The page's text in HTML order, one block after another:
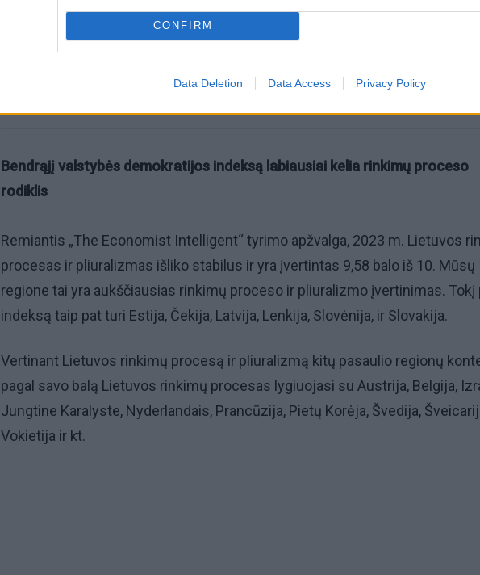
CONFIRM
Data Deletion Data Access Privacy Policy
artimiausiu metu
daugelis jį sumaišo
Bendrąjį valstybės demokratijos indeksą labiausiai kelia rinkimų proceso
rodiklis
Remiantis „The Economist Intelligent“ tyrimo apžvalga, 2023 m. Lietuvos
procesas ir pliuralizmas išliko stabilus ir yra įvertintas 9,58 balo iš 10. Mūsų
regione tai yra aukščiausias rinkimų proceso ir pliuralizmo įvertinimas. Tokį
indeksą taip pat turi Estija, Čekija, Latvija, Lenkija, Slovėnija, ir Slovakija.
Vertinant Lietuvos rinkimų procesą ir pliuralizmą kitų pasaulio regionų
pagal savo balą Lietuvos rinkimų procesas lygiuojasi su Austrija, Belgija,
Jungtine Karalyste, Nyderlandais, Prancūzija, Pietų Korėja, Švedija,
Vokietija ir kt.